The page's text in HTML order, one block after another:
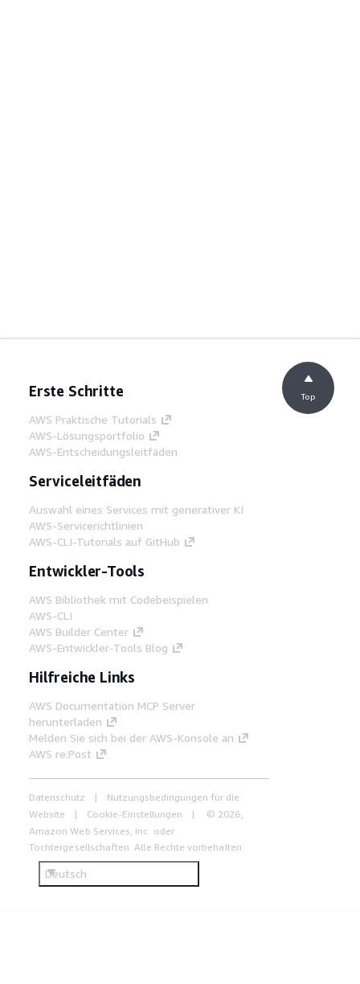
Erste Schritte
AWS Praktische Tutorials
AWS-Lösungsportfolio
AWS-Entscheidungsleitfäden
Serviceleitfäden
Auswahl eines Services mit generativer KI
AWS-Servicerichtlinien
AWS-CLI-Tutorials auf GitHub
Entwickler-Tools
AWS Bibliothek mit Codebeispielen
AWS-CLI
AWS Builder Center
AWS-Entwickler-Tools Blog
Hilfreiche Links
AWS Documentation MCP Server
herunterladen
Melden Sie sich bei der AWS-Konsole an
AWS re:Post
Datenschutz
Nutzungsbedingungen für die
Website
Cookie-Einstellungen
© 2026,
Amazon Web Services, Inc. oder
Tochtergesellschaften. Alle Rechte vorbehalten.
Deutsch
Top